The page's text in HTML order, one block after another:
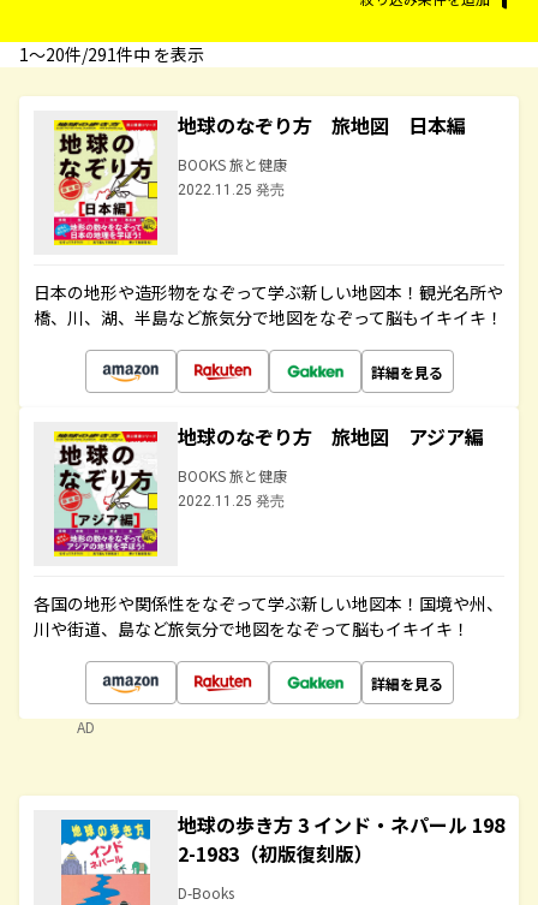
1〜20件/291件中 を表示
地球のなぞり方 旅地図 日本編
BOOKS 旅と健康
2022.11.25 発売
日本の地形や造形物をなぞって学ぶ新しい地図本！観光名所や
橋、川、湖、半島など旅気分で地図をなぞって脳もイキイキ！
詳細を見る
地球のなぞり方 旅地図 アジア編
BOOKS 旅と健康
2022.11.25 発売
各国の地形や関係性をなぞって学ぶ新しい地図本！国境や州、
川や街道、島など旅気分で地図をなぞって脳もイキイキ！
詳細を見る
AD
地球の歩き方 3 インド・ネパール 198
2-1983（初版復刻版）
D-Books